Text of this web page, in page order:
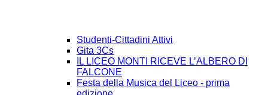
Studenti-Cittadini Attivi
Gita 3Cs
IL LICEO MONTI RICEVE L’ALBERO DI
FALCONE
Festa della Musica del Liceo - prima